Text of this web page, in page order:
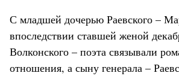
С младшей дочерью Раевского –
впоследствии ставшей женой
Волконского – поэта связывали
отношения, а сыну генерала –